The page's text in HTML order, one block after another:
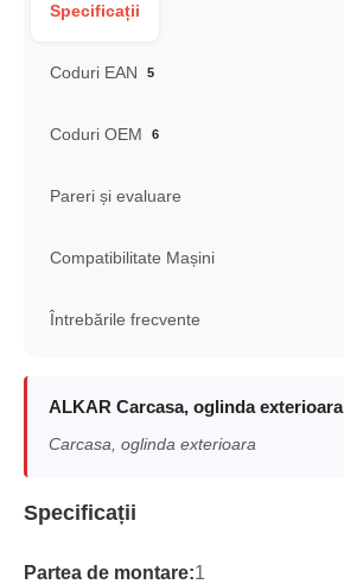
Specificații
Coduri EAN 5
Coduri OEM 6
Pareri și evaluare
Compatibilitate Mașini
Întrebările frecvente
ALKAR Carcasa, oglinda exterioara
Carcasa, oglinda exterioara
Specificații
Partea de montare:1